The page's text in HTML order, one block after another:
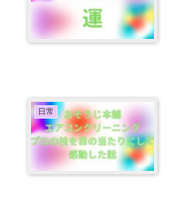
日常